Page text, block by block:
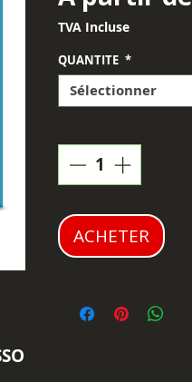
TVA Incluse
QUANTITE *
Sélectionner
ACHETER